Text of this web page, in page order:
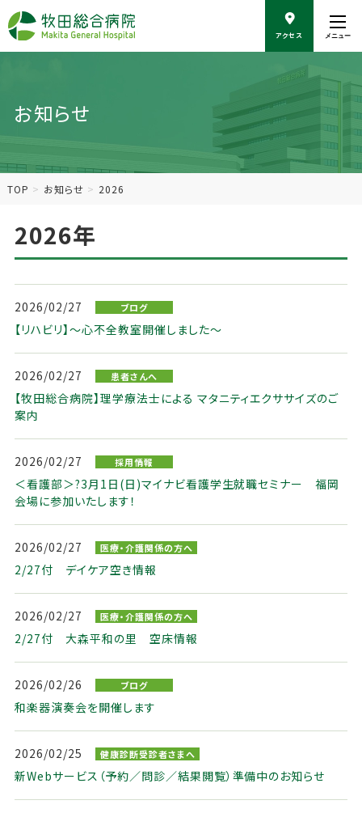
動
アクセス メニュー
お知らせ
TOP お知らせ 2026
2026年
2026/02/27 ブログ
【リハビリ】～心不全教室開催しました～
2026/02/27 患者さんへ
【牧田総合病院】理学療法士による マタニティエクササイズのご
案内
2026/02/27 採用情報
＜看護部＞?3月1日(日)マイナビ看護学生就職セミナー 福岡
会場に参加いたします！
2026/02/27 医療・介護関係の方へ
2/27付 デイケア空き情報
2026/02/27 医療・介護関係の方へ
2/27付 大森平和の里 空床情報
2026/02/26 ブログ
和楽器演奏会を開催します
2026/02/25 健康診断受診者さまへ
新Webサービス（予約／問診／結果閲覧）準備中のお知らせ